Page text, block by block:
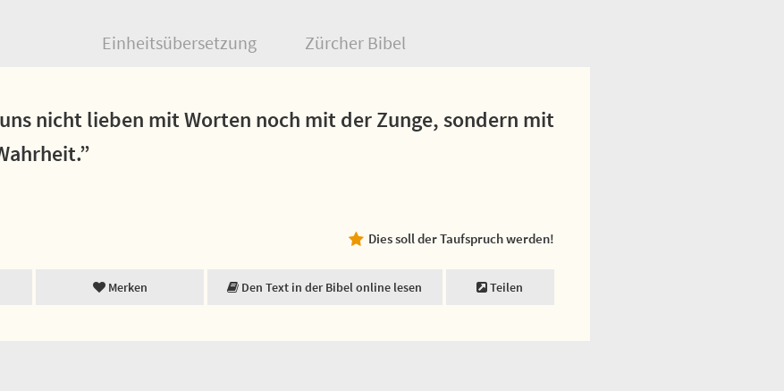
Einheitsübersetzung Zürcher Bibel
nicht lieben mit Worten noch mit der Zunge, sondern mit
Dies soll der Taufspruch werden!
Merken Den Text in der Bibel online lesen Teilen